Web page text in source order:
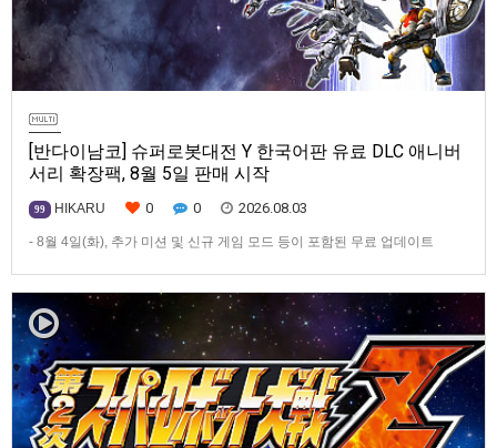
[반다이남코] 슈퍼로봇대전 Y 한국어판 유료 DLC 애니버
서리 확장팩, 8월 5일 판매 시작
99 HIKARU 0 0 2026.08.03
- 8월 4일(화), 추가 미션 및 신규 게임 모드 등이 포함된 무료 업데이트
Switch™, Steam®용 ‘슈퍼로봇대전 Y’(한국어판)의 유료 DLC ‘애니버서리
확장팩’을 2026년 …